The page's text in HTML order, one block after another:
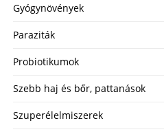
Gyógynövények
Paraziták
Probiotikumok
Szebb haj és bőr, pattanások
Szuperélelmiszerek